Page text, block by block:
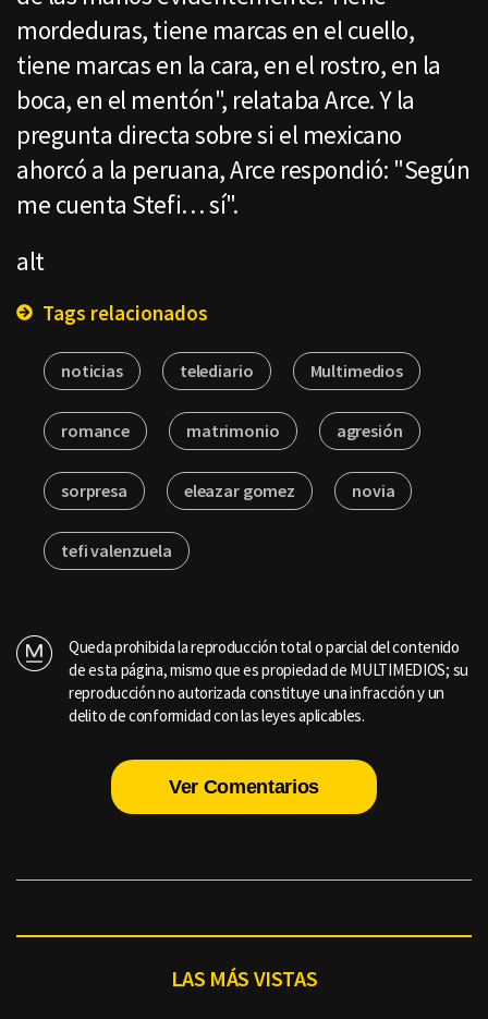
mordeduras, tiene marcas en el cuello,
tiene marcas en la cara, en el rostro, en la
boca, en el mentón", relataba Arce. Y la
pregunta directa sobre si el mexicano
ahorcó a la peruana, Arce respondió: "Según
me cuenta Stefi… sí".
alt
Tags relacionados
noticias telediario Multimedios
romance matrimonio agresión
sorpresa eleazar gomez novia
tefi valenzuela
Queda prohibida la reproducción total o parcial del contenido
de esta página, mismo que es propiedad de MULTIMEDIOS; su
reproducción no autorizada constituye una infracción y un
delito de conformidad con las leyes aplicables.
Ver Comentarios
LAS MÁS VISTAS